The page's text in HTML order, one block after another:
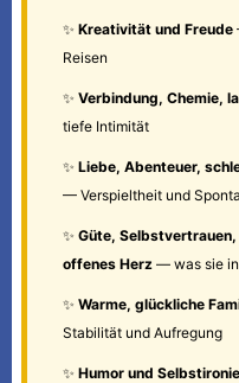
✨ Kreativität und Freude
Reisen
✨ Verbindung, Chemie,
tiefe Intimität
✨ Liebe, Abenteuer,
— Verspieltheit und
✨ Güte,
offenes Herz — was sie
✨ Warme, glückliche
Stabilität und Aufregung
✨ Humor und Selbstironie